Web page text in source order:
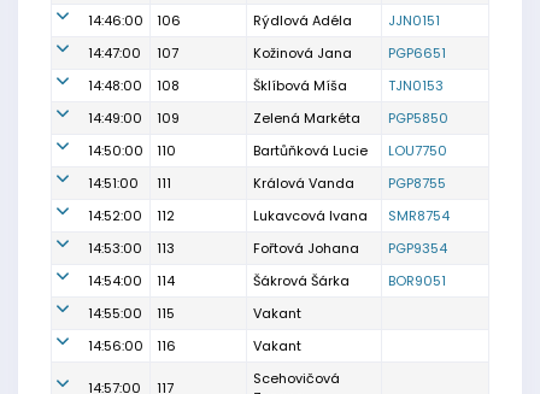
14:46:00
106 Rýdlová Adéla
JJN0151
14:47:00
107 Kožinová Jana
PGP6651
14:48:00
108 Šklíbová Míša
TJN0153
14:49:00
109 Zelená Markéta
PGP5850
14:50:00
110 Bartůňková Lucie
LOU7750
14:51:00
111 Králová Vanda
PGP8755
14:52:00
112 Lukavcová Ivana
SMR8754
14:53:00
113 Fořtová Johana
PGP9354
14:54:00
114 Šákrová Šárka
BOR9051
14:55:00
115
Vakant
14:56:00
116 Vakant
14:57:00 117
Scehovičová